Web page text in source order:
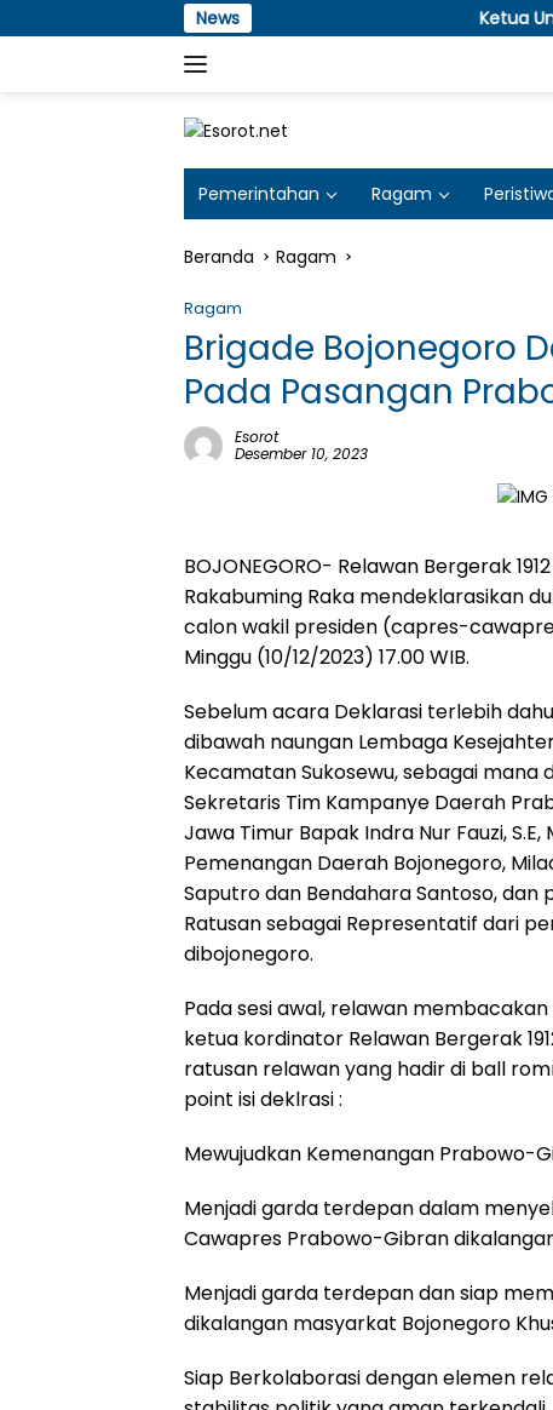
ke
News Ketua Umum KWI
Pemerintahan Ragam
Beranda Ragam
Ragam
Brigade Bojonegoro
Pada Pasangan
Esorot
Desember 10, 2023
BOJONEGORO- Relawan Bergerak
Rakabuming Raka mendeklarasikan
calon wakil presiden (capres-
Minggu (10/12/2023) 17.00 WIB.
Sebelum acara Deklarasi terlebih
dibawah naungan Lembaga
Kecamatan Sukosewu, sebagai mana
Sekretaris Tim Kampanye Daerah
Jawa Timur Bapak Indra Nur Fauzi,
Pemenangan Daerah Bojonegoro,
Saputro dan Bendahara Santoso,
Ratusan sebagai Representatif dari
dibojonegoro.
Pada sesi awal, relawan
ketua kordinator Relawan Bergerak
ratusan relawan yang hadir di ball
point isi deklrasi :
Mewujudkan Kemenangan Prabowo-
Menjadi garda terdepan dalam
Cawapres Prabowo-Gibran
Menjadi garda terdepan dan siap
dikalangan masyarkat Bojonegoro
Siap Berkolaborasi dengan elemen